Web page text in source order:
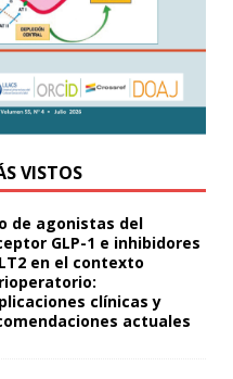
VISTOS
de agonistas del
GLP-1 e inhibidores
en el contexto
clínicas y
actuales